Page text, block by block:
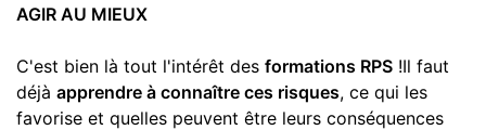
AGIR AU MIEUX
C'est bien là tout l'intérêt des formations RPS !Il faut
déjà apprendre à connaître ces risques, ce qui les
favorise et quelles peuvent être leurs conséquences